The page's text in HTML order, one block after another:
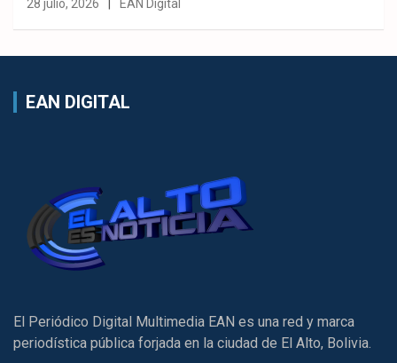
28 julio, 2026 EAN Digital
EAN DIGITAL
El Periódico Digital Multimedia EAN es una red y marca
periodística pública forjada en la ciudad de El Alto, Bolivia.